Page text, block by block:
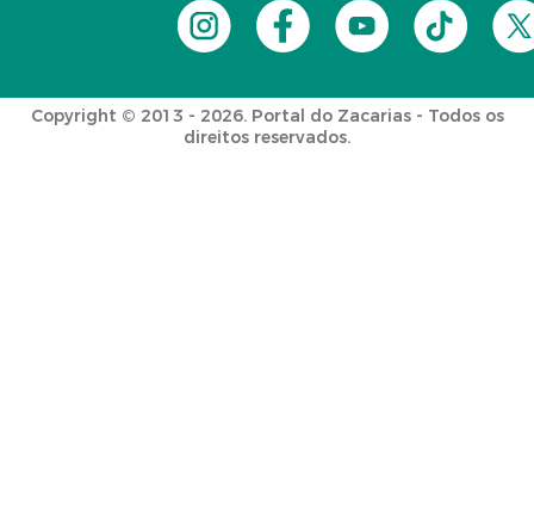
Copyright © 2013 - 2026. Portal do Zacarias - Todos os
direitos reservados.